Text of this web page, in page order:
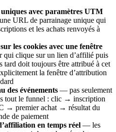
avec paramètres UTM
URL de parrainage unique qui
et les achats renvoyés à
les cookies avec une fenêtre
clique sur un lien d’affilié puis
tard doit toujours être attribué à cet
la fenêtre d’attribution
des événements — pas seulement
tout le funnel : clic → inscription
→ premier achat → résultat du
de paiement
en temps réel — les